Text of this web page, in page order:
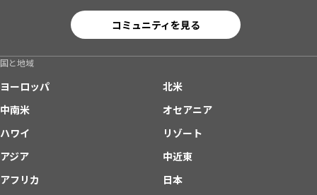
コミュニティを見る
国と地域
ヨーロッパ
北米
中南米
オセアニア
ハワイ
リゾート
アジア
中近東
アフリカ
日本